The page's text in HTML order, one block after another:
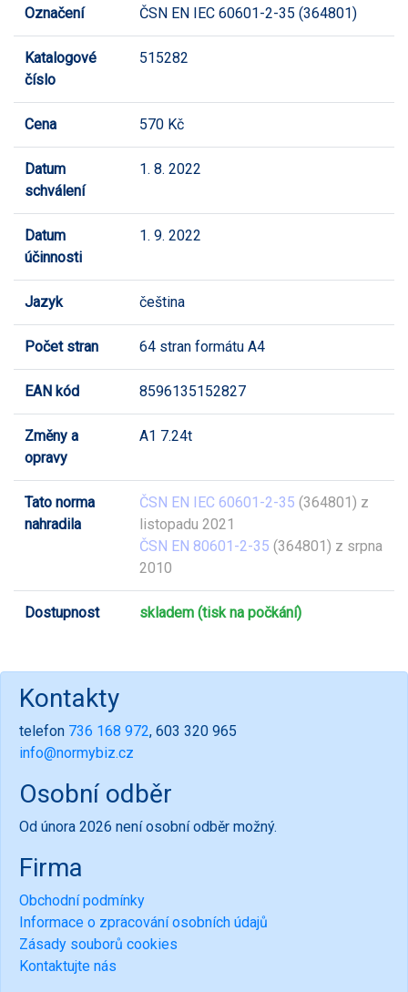
Označení ČSN EN IEC 60601-2-35 (364801)
Katalogové
číslo
515282
Cena 570 Kč
Datum
schválení
1. 8. 2022
Datum
účinnosti
1. 9. 2022
Jazyk čeština
Počet stran 64 stran formátu A4
EAN kód 8596135152827
Změny a
opravy
A1 7.24t
Tato norma
nahradila
ČSN EN IEC 60601-2-35 (364801) z
listopadu 2021
ČSN EN 80601-2-35 (364801) z srpna
2010
Dostupnost skladem (tisk na počkání)
Kontakty
telefon 736 168 972, 603 320 965
info@normybiz.cz
Osobní odběr
Od února 2026 není osobní odběr možný.
Firma
Obchodní podmínky
Informace o zpracování osobních údajů
Zásady souborů cookies
Kontaktujte nás